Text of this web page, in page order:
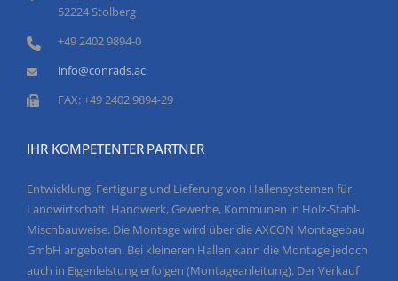
52224 Stolberg
+49 2402 9894-0
info@conrads.ac
FAX: +49 2402 9894-29
IHR KOMPETENTER PARTNER
Entwicklung, Fertigung und Lieferung von Hallensystemen für
Landwirtschaft, Handwerk, Gewerbe, Kommunen in Holz-Stahl-
Mischbauweise. Die Montage wird über die AXCON Montagebau
GmbH angeboten. Bei kleineren Hallen kann die Montage jedoch
auch in Eigenleistung erfolgen (Montageanleitung). Der Verkauf